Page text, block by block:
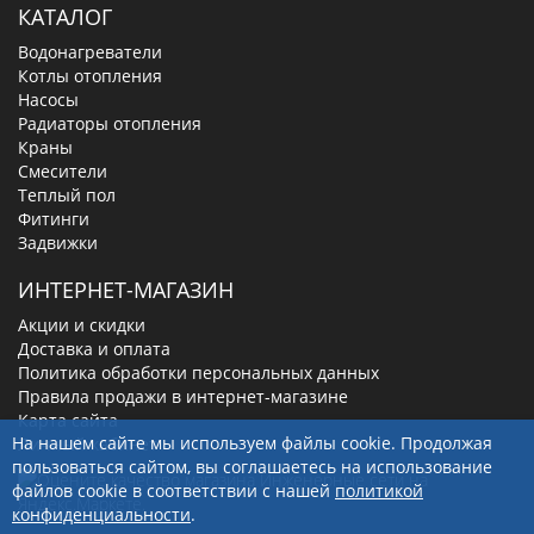
КАТАЛОГ
Водонагреватели
Котлы отопления
Насосы
Радиаторы отопления
Краны
Смесители
Теплый пол
Фитинги
Задвижки
ИНТЕРНЕТ-МАГАЗИН
Акции и скидки
Доставка и оплата
Политика обработки персональных данных
Правила продажи в интернет-магазине
Карта сайта
Личный кабинет
На нашем сайте мы используем файлы cookie. Продолжая
пользоваться сайтом, вы соглашаетесь на использование
файлов cookie в соответствии с нашей политикой
конфиденциальности.